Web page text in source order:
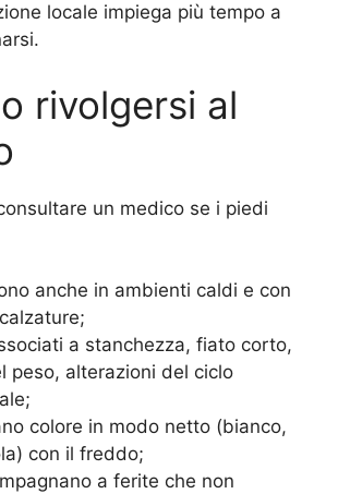
locale impiega più tempo a
rivolgersi al
un medico se i piedi
anche in ambienti caldi e con
a stanchezza, fiato corto,
peso, alterazioni del ciclo
colore in modo netto (bianco,
con il freddo;
a ferite che non